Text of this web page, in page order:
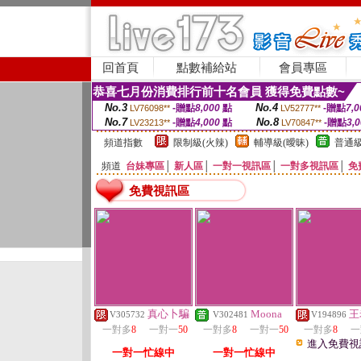
回首頁 點數補給站 會員專區
恭喜七月份消費排行前十名會員 獲得免費點數~
No.3 LV76098** -贈點8,000點 No.4 LV52777** -贈點
No.7 LV23213** -贈點4,000 點 No.8 LV70847** -贈點
頻道指數
限制級(火辣) 輔導級(曖昧) 普通
頻道 台妹專區 新人區 一對一視訊區 一對多視訊區 免
免費視訊區
V305732 真心卜騙
一對多8 一對一50
一對一忙線中
V302481 Moona
一對多8 一對一50
一對一忙線中
V194896
一對多8
進入免費